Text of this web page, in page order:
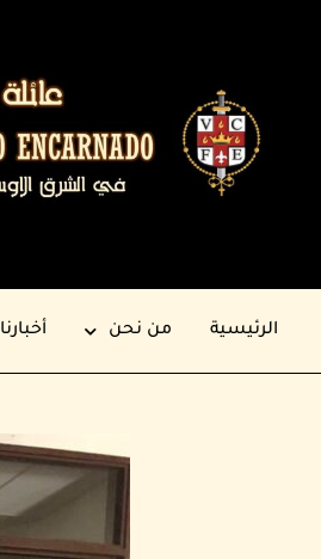
الرئيسية من نحن أخبارنا